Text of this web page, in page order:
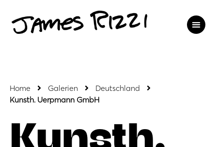
Home Galerien
Deutschland
Kunsth. Uerpmann GmbH
Kunsth.